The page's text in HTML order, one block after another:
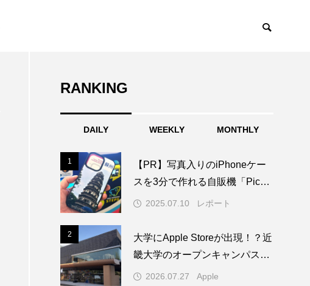
RANKING
DAILY WEEKLY MONTHLY
1
【PR】写真入りのiPhoneケー
スを3分で作れる自販機「PickM
e!Case」を使ってみた
2025.07.10 レポート
2
大学にApple Storeが出現！？近
畿大学のオープンキャンパスに
1日限りの特別なAppleブースが
2026.07.27 Apple